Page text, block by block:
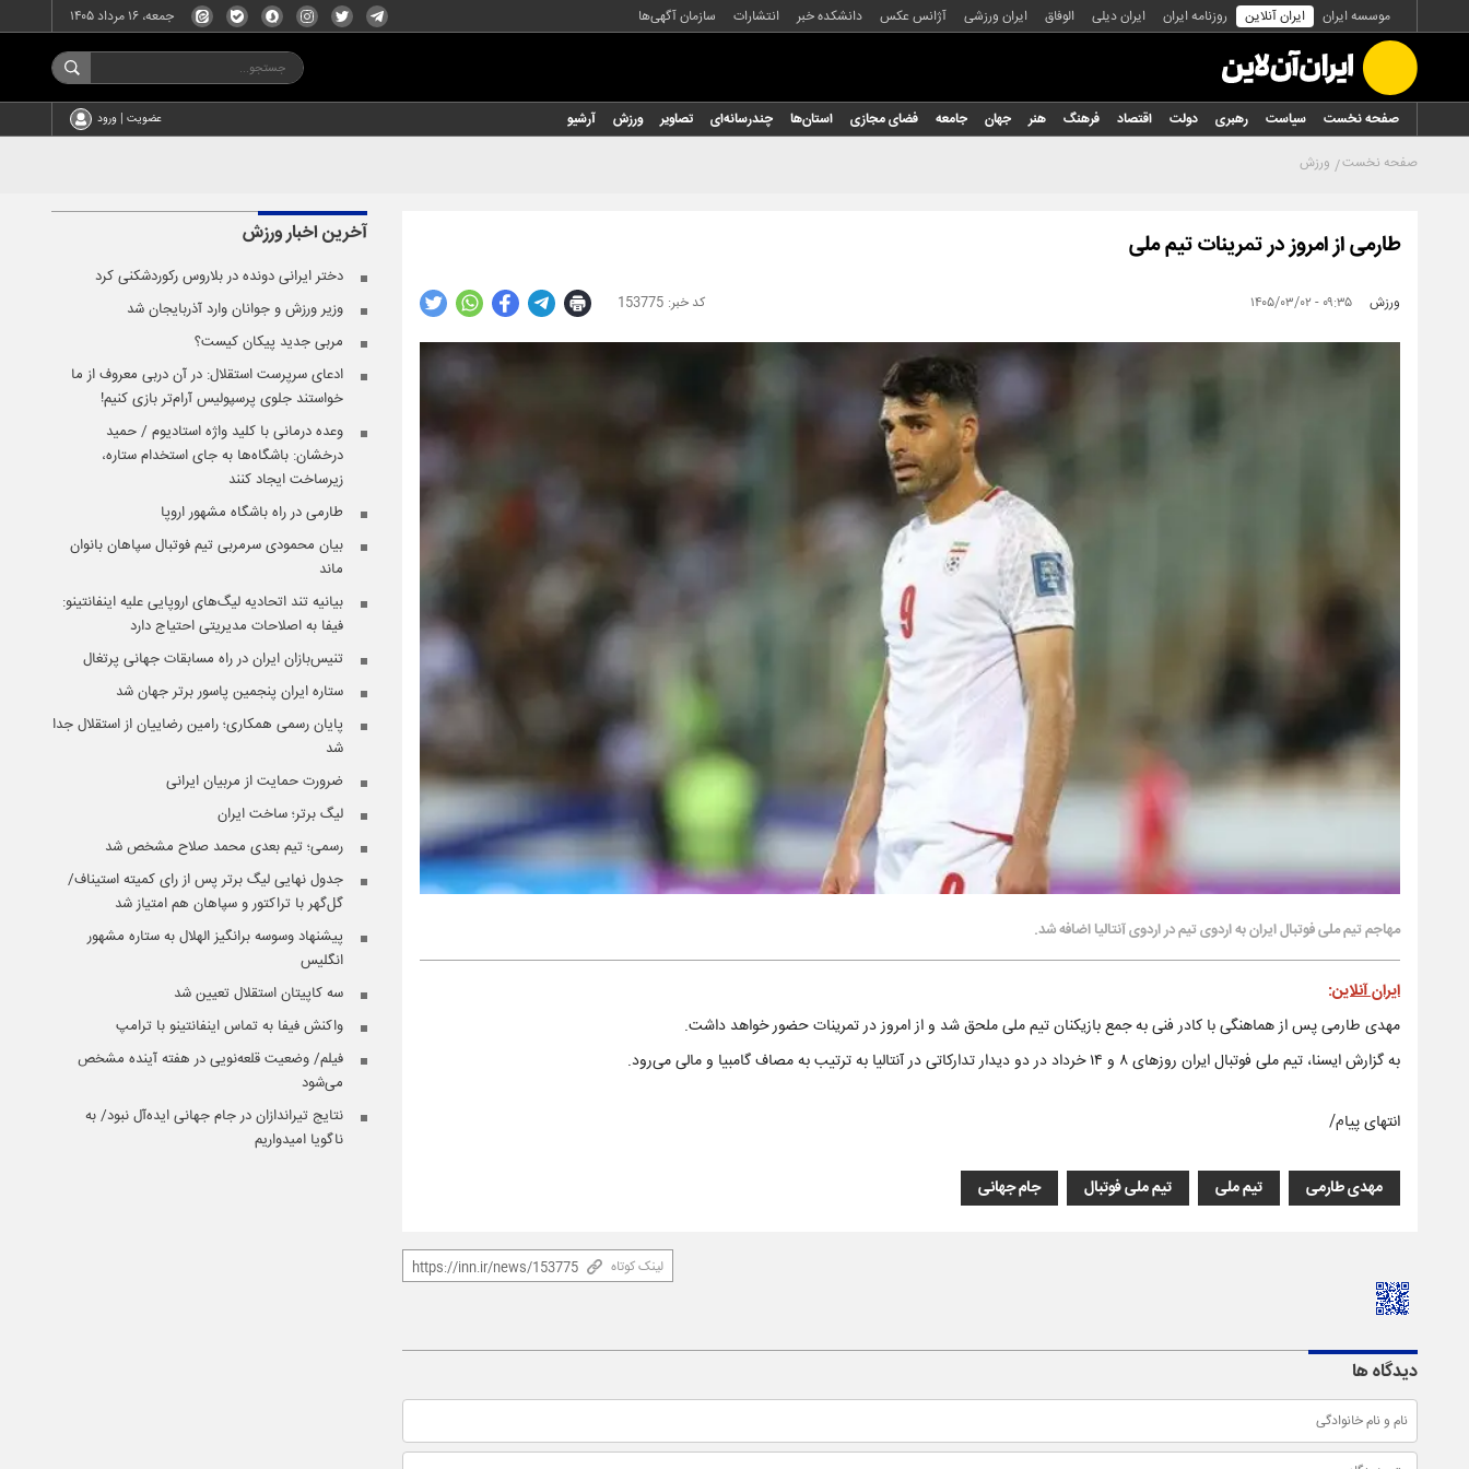
موسسه ایران ایران آنلاین روزنامه ایران ایران دیلی الوفاق ایران ورزشی آژانس عکس دانشکده خبر انتشارات سازمان آگهی‌ها جمعه، ۱۶ مرداد ۱۴۰۵
صفحه نخست سیاست رهبری دولت اقتصاد فرهنگ هنر جهان جامعه فضای مجازی استان‌ها چندرسانه‌ای تصاویر ورزش آرشیو عضویت | ورود
صفحه نخست ورزش
طارمی از امروز در تمرینات تیم ملی
ورزش ۰۹:۳۵ - ۱۴۰۵/۰۳/۰۲ 153775
مهاجم تیم ملی فوتبال ایران به اردوی تیم در اردوی آنتالیا اضافه شد.
ایران آنلاین:
مهدی طارمی پس از هماهنگی با کادر فنی به جمع بازیکنان تیم ملی ملحق شد و از امروز در تمرینات حضور خواهد داشت.
به گزارش ایسنا، تیم ملی فوتبال ایران روزهای ۸ و ۱۴ خرداد در دو دیدار تدارکاتی در آنتالیا به ترتیب به مصاف گامبیا و مالی می‌رود.
انتهای پیام/
مهدی طارمی تیم ملی تیم ملی فوتبال جام جهانی
لینک کوتاه
دیدگاه ها
آخرین اخبارورزش
دختر ایرانی دونده در بلاروس رکوردشکنی کرد
وزیر ورزش و جوانان وارد آذربایجان شد
مربی جدید پیکان کیست؟
ادعای سرپرست استقلال: در آن دربی معروف از ما
خواستند جلوی پرسپولیس آرام‌تر بازی کنیم!
وعده ‌درمانی با کلید واژه استادیوم / حمید
درخشان: باشگاه‌ها به جای استخدام ستاره،
زیرساخت ایجاد کنند
طارمی در راه باشگاه مشهور اروپا
بیان محمودی سرمربی تیم فوتبال سپاهان بانوان
ماند
بیانیه تند اتحادیه لیگ‌های اروپایی علیه اینفانتینو:
فیفا به اصلاحات مدیریتی احتیاج دارد
تنیس‌بازان ایران در راه مسابقات جهانی پرتغال
ستاره ایران پنجمین پاسور برتر جهان شد
پایان رسمی همکاری؛ رامین رضاییان از استقلال جدا
شد
ضرورت حمایت از مربیان ایرانی
لیگ برتر؛ ساخت ایران
رسمی؛ تیم بعدی محمد صلاح مشخص شد
جدول نهایی لیگ برتر پس از رای کمیته استیناف/
گل‌گهر با تراکتور و سپاهان هم امتیاز شد
پیشنهاد وسوسه برانگیز الهلال به ستاره مشهور
انگلیس
سه کاپیتان‌ استقلال تعیین شد
واکنش فیفا به تماس اینفانتینو با ترامپ
فیلم/ وضعیت قلعه‌نویی در هفته آینده مشخص
می‌شود
نتایج تیراندازان در جام جهانی ایده‌آل نبود/ به
ناگویا امیدواریم